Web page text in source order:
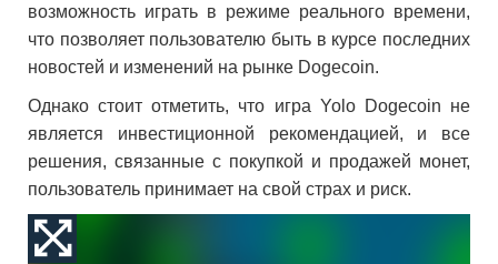
возможность играть в режиме реального времени,
что позволяет пользователю быть в курсе последних
новостей и изменений на рынке Dogecoin.
Однако стоит отметить, что игра Yolo Dogecoin не
является инвестиционной рекомендацией, и все
решения, связанные с покупкой и продажей монет,
пользователь принимает на свой страх и риск.